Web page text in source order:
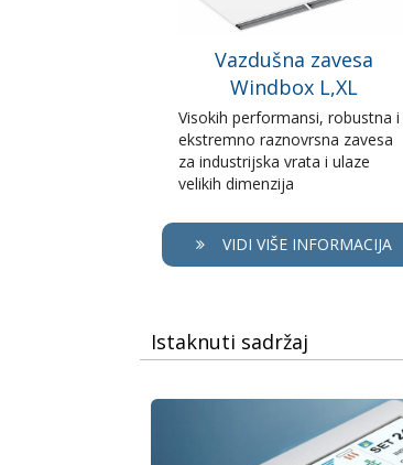
Vazdušna zavesa
Windbox L,XL
Visokih performansi, robustna i
ekstremno raznovrsna zavesa
za industrijska vrata i ulaze
velikih dimenzija
VIDI VIŠE INFORMACIJA
Istaknuti sadržaj